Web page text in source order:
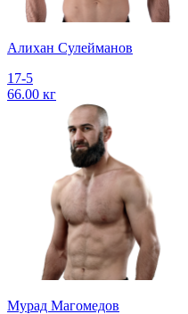
Алихан Сулейманов
17-5
66.00 кг
Мурад Магомедов